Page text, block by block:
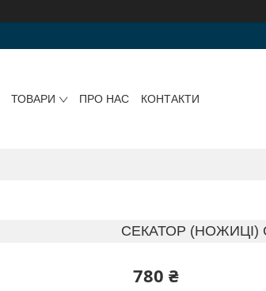
ТОВАРИ ПРО НАС КОНТАКТИ
СЕКАТОР (НОЖИЦІ)
780 ₴